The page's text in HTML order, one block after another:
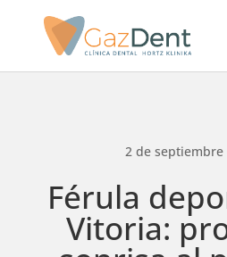
2 de septiembre
Férula
Vitoria: